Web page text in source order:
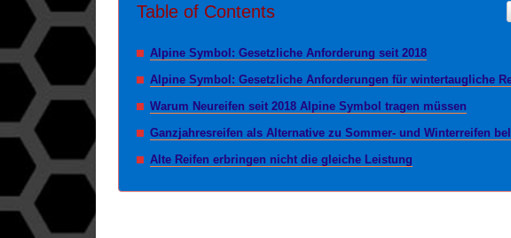
Table of Contents
Alpine Symbol: Gesetzliche Anforderung seit 2018
Alpine Symbol: Gesetzliche Anforderungen für wintertaugliche
Warum Neureifen seit 2018 Alpine Symbol tragen müssen
Ganzjahresreifen als Alternative zu Sommer- und Winterreifen
Alte Reifen erbringen nicht die gleiche Leistung